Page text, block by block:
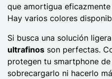
que amortigua
Hay varios colores
Si busca una solución
ultrafinos son perfectas.
protegen tu smartphone
sobrecargarlo ni hacerlo